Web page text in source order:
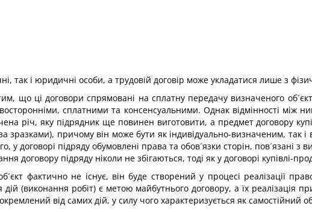
так і юридичні особи, а трудовій договір може укладатися лише з
що ці договори спрямовані на сплатну передачу визначеного
сплатними та консенсуальними. Однак відмінності
річ, яку підрядник ще повинен виготовити, а предмет договору
зразками), причому він може бути як індивідуально-визначеним, так
у договорі підряду обумовлені права та обов´язки сторін, пов´язані з
підряду ніколи не збігаються, тоді як у договорі купівлі-
фактично не існує, він буде створений у процесі реалізації
(виконання робіт) є метою майбутнього договору, а їх реалізація
від самих дій, у силу чого характеризується як самостійний